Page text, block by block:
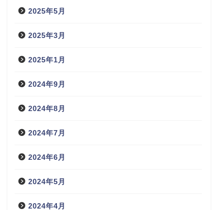
2025年5月
2025年3月
2025年1月
2024年9月
2024年8月
2024年7月
2024年6月
2024年5月
2024年4月